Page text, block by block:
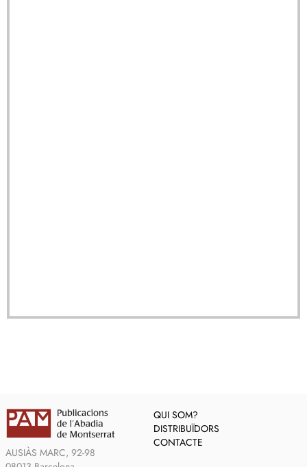
AUSIÀS MARC, 92-98
QUI SOM?
DISTRIBUÏDORS
CONTACTE